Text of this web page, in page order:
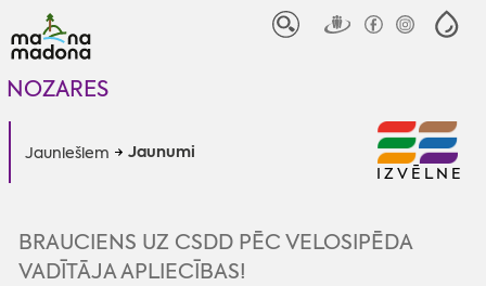
NOZARES
Jauniešiem Jaunumi
IZVĒLNE
BRAUCIENS UZ CSDD PĒC VELOSIPĒDA
VADĪTĀJA APLIECĪBAS!